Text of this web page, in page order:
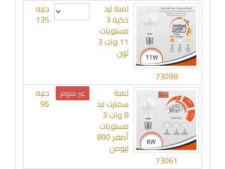
73098
لمبة ليد
ذكية 3
مستويات
11 وات 3
لون
جنيه
135
73061
لمبة
سمارت ليد
8 وات 3
مستويات
أصفر 890
ليومن
غير متوفر جنيه
96